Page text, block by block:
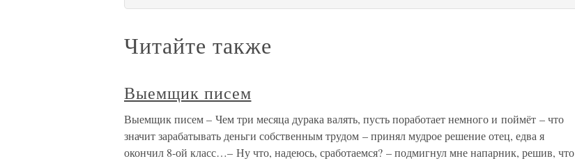
Читайте также
Выемщик писем
Выемщик писем – Чем три месяца дурака валять, пусть поработает немного и поймёт – что
значит зарабатывать деньги собственным трудом – принял мудрое решение отец, едва я
окончил 8-ой класс…– Ну что, надеюсь, сработаемся? – подмигнул мне напарник, решив, что